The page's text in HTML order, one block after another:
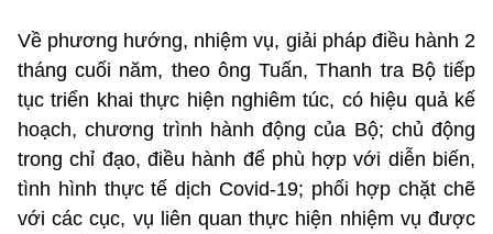
Về phương hướng, nhiệm vụ, giải pháp điều hành 2
tháng cuối năm, theo ông Tuấn, Thanh tra Bộ tiếp
tục triển khai thực hiện nghiêm túc, có hiệu quả kế
hoạch, chương trình hành động của Bộ; chủ động
trong chỉ đạo, điều hành để phù hợp với diễn biến,
tình hình thực tế dịch Covid-19; phối hợp chặt chẽ
với các cục, vụ liên quan thực hiện nhiệm vụ được